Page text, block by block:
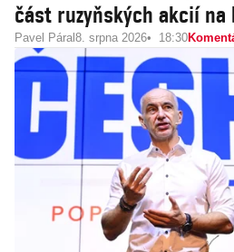
část ruzyňských akcií na
Pavel Páral 8. srpna 2026 18:30